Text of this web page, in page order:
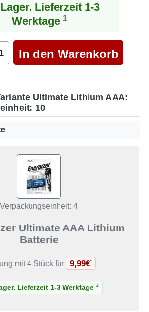
Lieferzeit 1-3
Werktage 1
Ultimate Lithium AAA:
10
Verpackungseinheit: 4
Ultimate AAA Lithium
Batterie
mit 4 Stück für 9,99€*
Lieferzeit 1-3 Werktage 1